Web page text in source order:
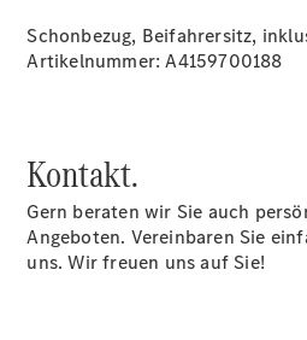
Schonbezug, Beifahrersitz,
Artikelnummer: A4159700188
Kontakt.
Gern beraten wir Sie auch
Angeboten. Vereinbaren Sie
uns. Wir freuen uns auf Sie!